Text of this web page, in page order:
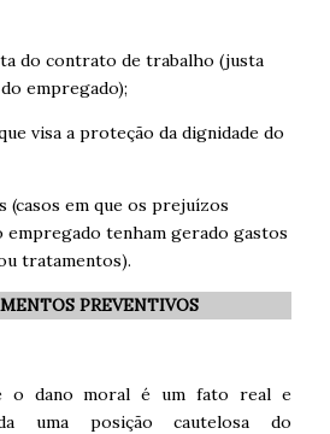
do contrato de trabalho (justa
empregado);
visa a proteção da dignidade do
(casos em que os prejuízos
empregado tenham gerado gastos
tratamentos).
PREVENTIVOS
o dano moral é um fato real e
uma posição cautelosa do